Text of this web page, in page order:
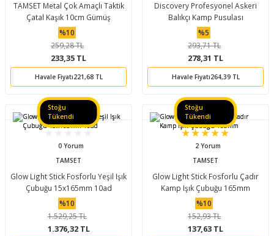
TAMSET Metal Çok Amaçlı Taktik
Çatal Kaşık 10cm Gümüş
%10
259,28 TL
233,35 TL
Havale Fiyatı221,68 TL
Discovery Profesyonel Askeri
Balıkçı Kamp Pusulası
%5
293,71 TL
278,31 TL
Havale Fiyatı264,39 TL
Stoğu
Tükendi
0 Yorum
TAMSET
Glow Light Stick Fosforlu Yeşil Işık
Çubuğu 15x165mm 10ad
%10
1.529,25 TL
1.376,32 TL
Stoğu
Tükendi
2 Yorum
TAMSET
Glow Light Stick Fosforlu Çadır
Kamp Işık Çubuğu 165mm
%10
152,93 TL
137,63 TL